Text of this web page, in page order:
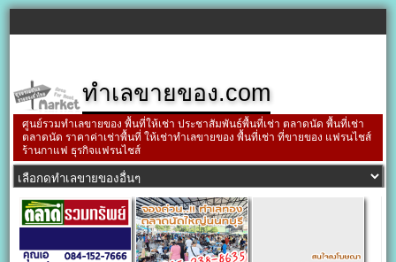
ทำเลขายของ.com
ศูนย์รวมทำเลขายของ พื้นที่ให้เช่า ประชาสัมพันธ์พื้นที่เช่า ตลาดนัด พื้นที่เช่า
ตลาดนัด ราคาค่าเช่าพื้นที่ ให้เช่าทำเลขายของ พื้นที่เช่า ที่ขายของ แฟรนไชส์
ร้านกาแฟ ธุรกิจแฟรนไชส์